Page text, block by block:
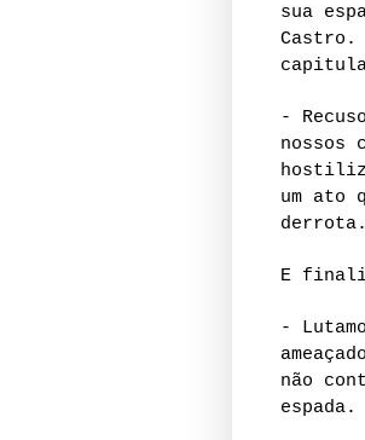
sua
-
nossos
um ato
derrota.
E
-
não
espada.